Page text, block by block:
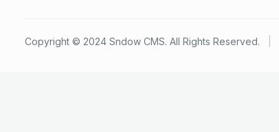
Copyright © 2024 Sndow CMS. All Rights Reserved.